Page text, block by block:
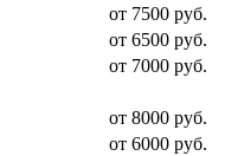
от 7500 руб.
от 6500 руб.
от 7000 руб.
от 8000 руб.
от 6000 руб.